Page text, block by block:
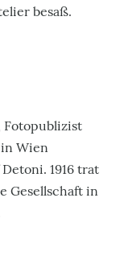
besaß.
Fotopublizist
in Wien
1916 trat
Gesellschaft in